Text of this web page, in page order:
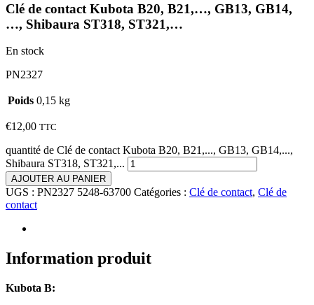
Clé de contact Kubota B20, B21,…, GB13, GB14,
…, Shibaura ST318, ST321,…
En stock
PN2327
Poids 0,15 kg
€12,00 TTC
quantité de Clé de contact Kubota B20, B21,..., GB13, GB14,...,
Shibaura ST318, ST321,...
AJOUTER AU PANIER
UGS : PN2327 5248-63700 Catégories : Clé de contact, Clé de
contact
Information produit
Kubota B: